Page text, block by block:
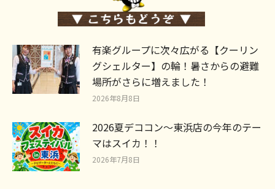
有楽グループに次々広がる【クーリン
グシェルター】の輪！暑さからの避難
場所がさらに増えました！
2026年8月8日
2026夏デココン～東浜店の今年のテー
マはスイカ！！
2026年7月8日